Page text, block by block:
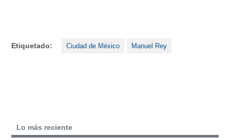
Etiquetado: Ciudad de México Manuel Rey
Lo más reciente